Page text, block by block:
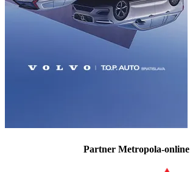
Partner Metropola-online